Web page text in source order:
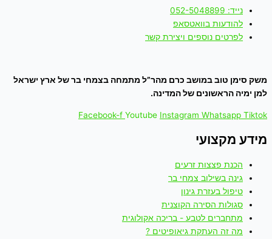
נייד: 052-5048899
להודעות בוואטסאפ
לפרטים נוספים ויצירת קשר
משק סימן טוב במושב כרם מהר”ל מתמחה בצמחי בר של ארץ ישראל
למן ימיה הראשונים של המדינה.
Facebook-f Youtube Instagram Whatsapp Tiktok
מידע מקצועי
הכנת פצצות זרעים
גינה בשילוב צמחי בר
טיפול בעזרת גינון
סגולות הסירה הקוצנית
מתחברים לטבע - בריכה אקולוגית
מה זה העתקת גיאופיטים ?